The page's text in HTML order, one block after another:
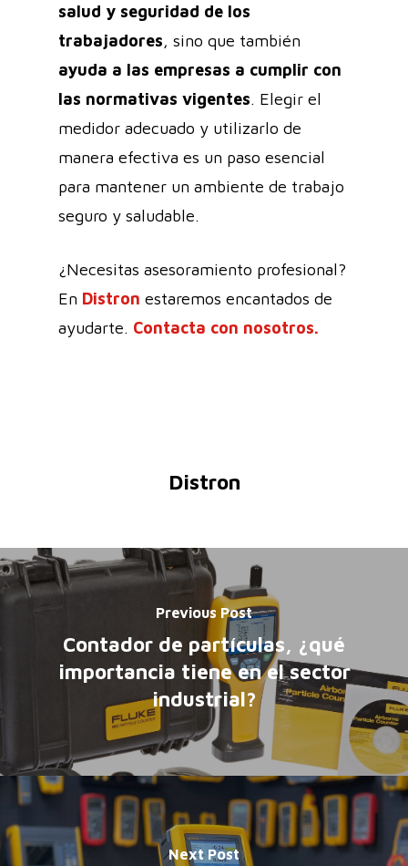
salud y seguridad de los
trabajadores, sino que también
ayuda a las empresas a cumplir con
las normativas vigentes. Elegir el
medidor adecuado y utilizarlo de
manera efectiva es un paso esencial
para mantener un ambiente de trabajo
seguro y saludable.
¿Necesitas asesoramiento profesional?
En Distron estaremos encantados de
ayudarte. Contacta con nosotros.
Distron
Previous Post
Contador de partículas, ¿qué
importancia tiene en el sector
industrial?
Next Post